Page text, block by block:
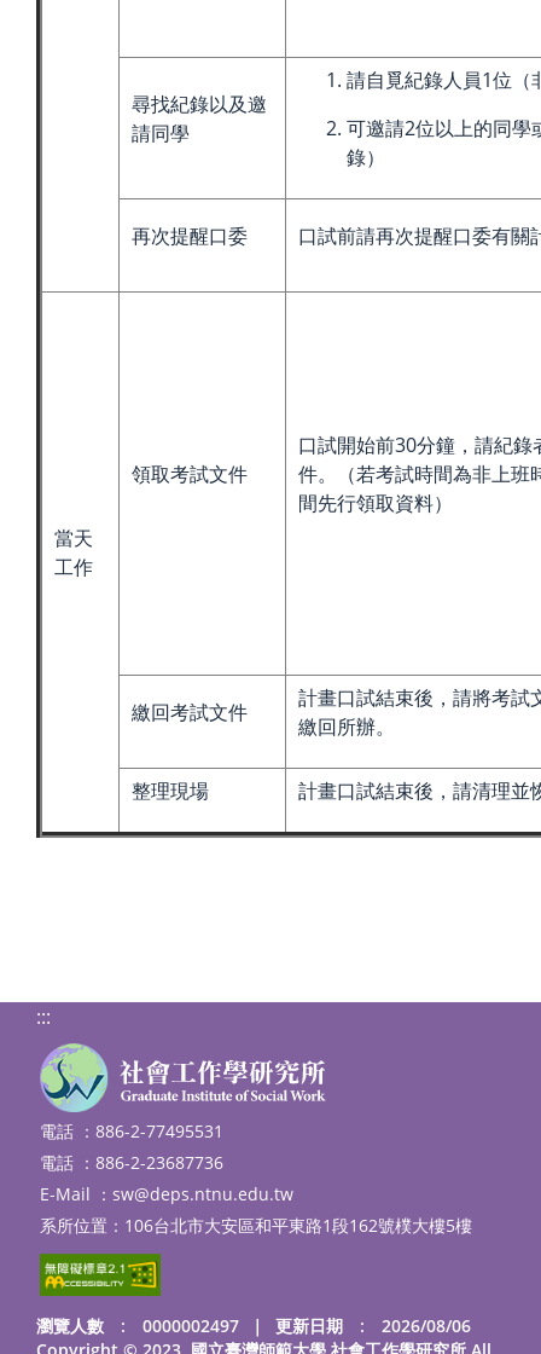
尋找紀錄以及邀
請同學
請自覓紀錄人員1位（
可邀請2位以上的同學
錄）
再次提醒口委 口試前請再次提醒口委有關
當天
工作
領取考試文件
口試開始前30分鐘，請紀
件。（若考試時間為非上班
間先行領取資料）
繳回考試文件
計畫口試結束後，請將考試
繳回所辦。
整理現場 計畫口試結束後，請清理並
:::
電話 ：886-2-77495531
電話 ：886-2-23687736
E-Mail ： sw@deps.ntnu.edu.tw
系所位置：106台北市大安區和平東路1段162號樸大樓5樓
瀏覽人數 : 0000002497 ｜
更新日期 : 2026/08/06
Copyright © 2023. 國立臺灣師範大學 社會工作學研究所 All